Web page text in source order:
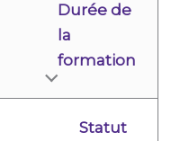
Durée de
la
formation
Statut